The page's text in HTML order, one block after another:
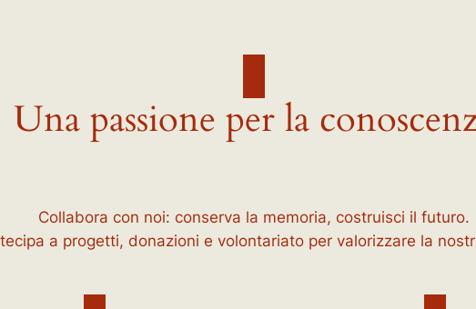
Una passione per la
Collabora con noi: conserva la memoria, costruisci il futuro.
a progetti, donazioni e volontariato per valorizzare la